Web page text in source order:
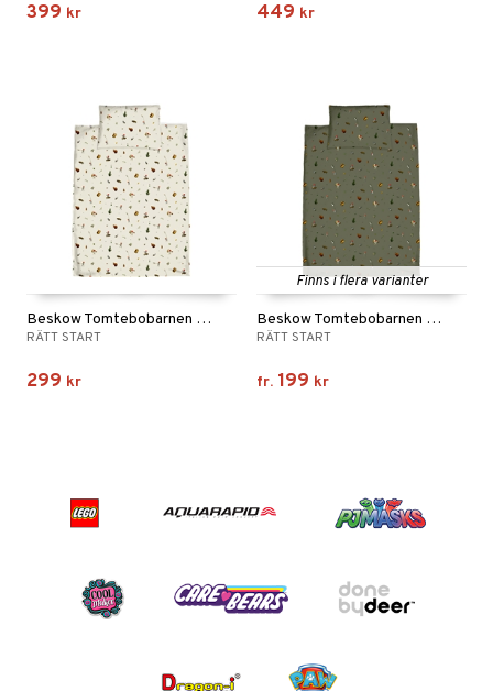
399 kr 449 kr
Beskow Tomtebobarnen Påslakanset Beige
RÄTT START
299 kr
Finns i flera varianter
Beskow Tomtebobarnen Påslakanset Grön
RÄTT START
fr. 199 kr